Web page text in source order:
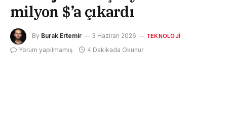
milyon $’a çıkardı
By Burak Ertemir 3 Haziran 2026 TEKNOLOJI
Yorum yapılmamış 4 Dakikada Okunur